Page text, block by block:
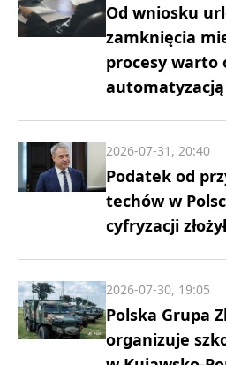
Od wniosku
zamknięcia
procesy warto
Podatek od
techów w
cyfryzacji
2026-07-31, 20:40
Polska Grupa
organizuje
2026-07-30, 19:05